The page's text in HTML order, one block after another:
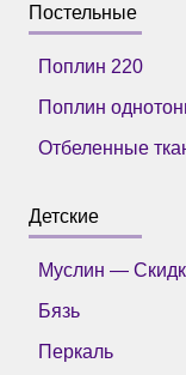
Постельные
Поплин 220
Поплин
Отбеленные
Детские
Муслин —
Бязь
Перкаль